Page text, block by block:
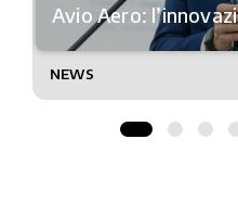
Avio Aero:
NEWS